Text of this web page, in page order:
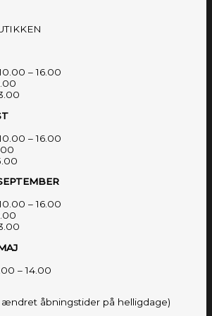
– 16.00
– 16.00
– 16.00
– 14.00
åbningstider på helligdage)